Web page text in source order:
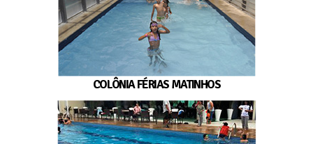
COLÔNIA FÉRIAS MATINHOS